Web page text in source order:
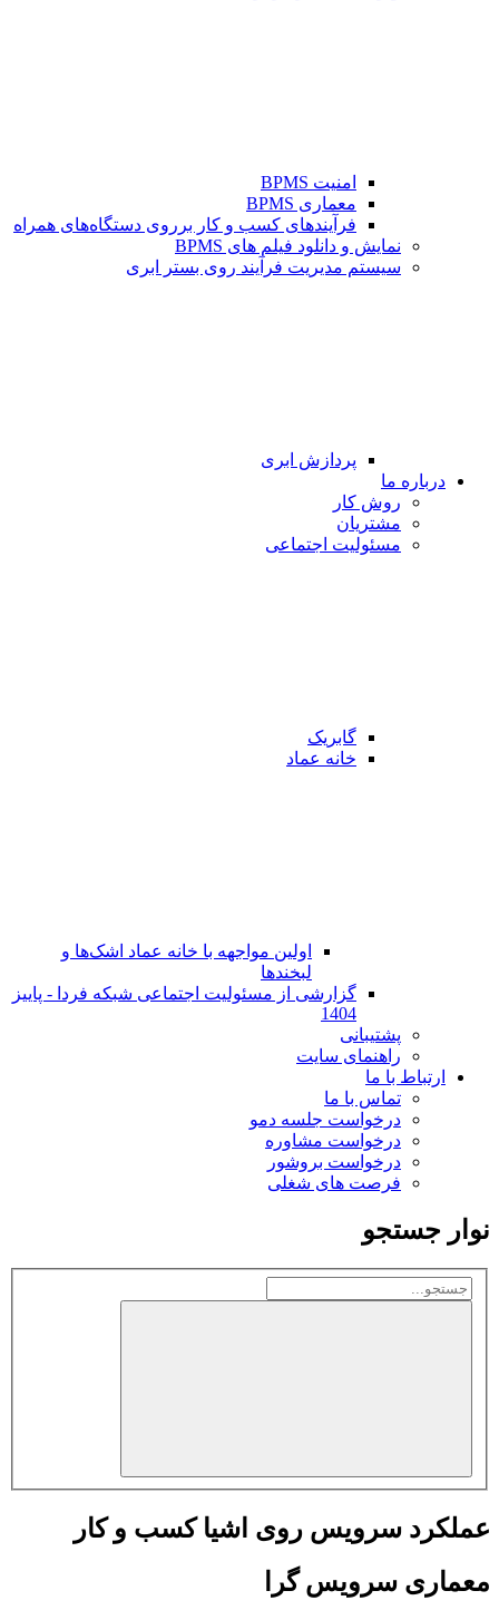
امنیت BPMS
معماری BPMS
فرآیندهای کسب و کار برروی دستگاه‌های همراه
نمایش و دانلود فیلم های BPMS
سیستم مدیریت فرآیند روی بستر ابری
پردازش ابری
درباره ما
روش کار
مشتریان
مسئولیت اجتماعی
گابریک
خانه عماد
اولین مواجهه با خانه عماد اشک‌ها و
لبخندها
گزارشی از مسئولیت اجتماعی شبکه فردا - پاییز
1404
پشتیبانی
راهنمای سایت
ارتباط با ما
تماس با ما
در‌خواست جلسه دمو
درخواست مشاوره
درخواست بروشور
فرصت های شغلی
جستجو
سرویس روی اشیا کسب و کار
سرویس گرا